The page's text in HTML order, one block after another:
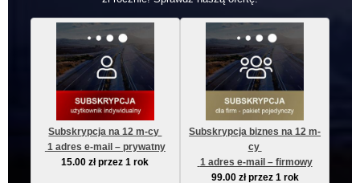
Subskrypcja na 12 m-cy
1 adres e-mail – prywatny
15.00zł przez 1 rok
Subskrypcja biznes na 12 m-
cy
1 adres e-mail – firmowy
99.00 zł przez 1 rok